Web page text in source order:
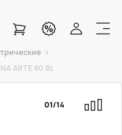
ARTE 60 BL
01/14